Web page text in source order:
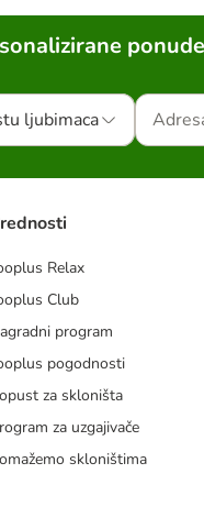
ljubimaca
Relax
Club
program
pogodnosti
za skloništa
za uzgajivače
skloništima